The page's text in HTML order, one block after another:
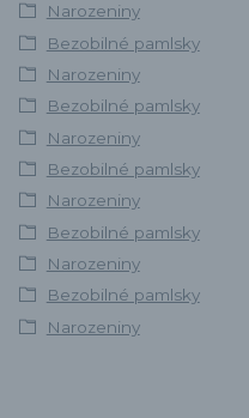
Narozeniny
Bezobilné pamlsky
Narozeniny
Bezobilné pamlsky
Narozeniny
Bezobilné pamlsky
Narozeniny
Bezobilné pamlsky
Narozeniny
Bezobilné pamlsky
Narozeniny